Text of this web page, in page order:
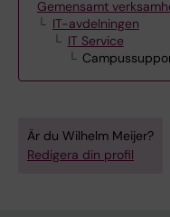
Gemensamt
IT-avdelningen
IT Service
Är du Wilhelm Meijer?
Redigera din profil